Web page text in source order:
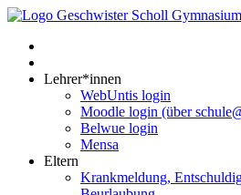
Lehrer*innen
WebUntis login
Moodle login (über
Belwue login
Mensa
Eltern
Krankmeldung,